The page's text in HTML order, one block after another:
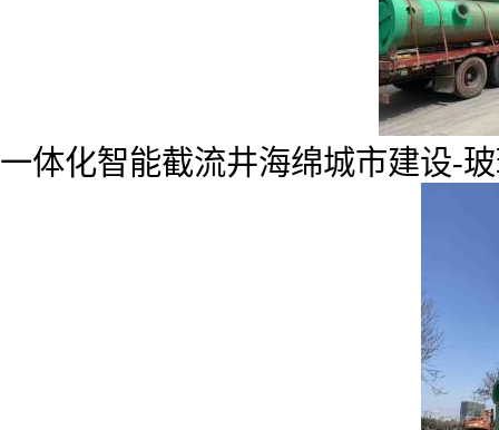
一体化智能截流井海绵城市建设-